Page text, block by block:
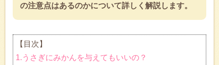
の注意点はあるのかについて詳しく解説します。
【目次】
1.うさぎにみかんを与えてもいいの？